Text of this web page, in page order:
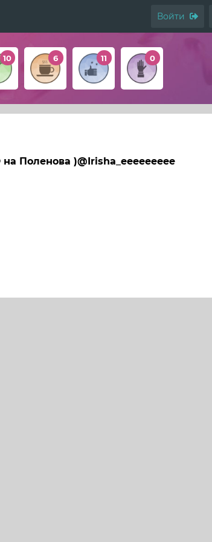
Войти
10 6 11 0
Поленова )@Irisha_eeeeeeeee